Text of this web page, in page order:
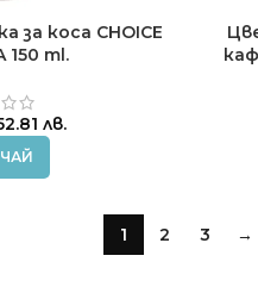
за коса CHOICE
150 ml.
лв.
1 2 3 →